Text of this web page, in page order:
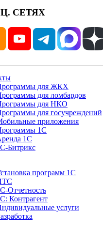
СЕТЯХ
для ЖКХ
для ломбардов
для НКО
для госучреждений
приложения
1С
1С
Битрикс
программ 1С
Отчетность
Контрагент
услуги